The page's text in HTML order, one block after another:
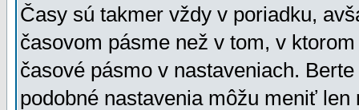
Časy sú takmer vždy v poriadku,
časovom pásme než v tom, v
časové pásmo v nastaveniach.
podobné nastavenia môžu meniť